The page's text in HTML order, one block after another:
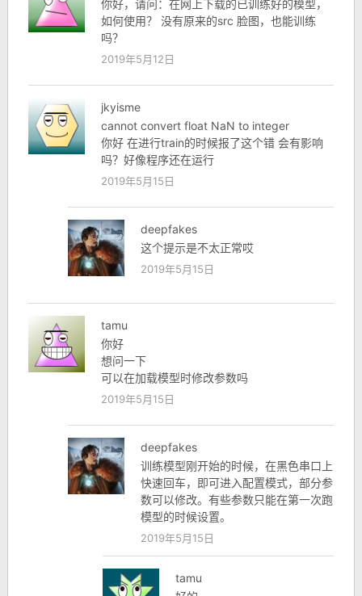
你好，请问：在网上下载的已训练好的模型，
如何使用？ 没有原来的src 脸图，也能训练
吗？
2019年5月12日
jkyisme
cannot convert float NaN to integer
你好 在进行train的时候报了这个错 会有影响
吗？好像程序还在运行
2019年5月15日
deepfakes
这个提示是不太正常哎
2019年5月15日
tamu
你好
想问一下
可以在加载模型时修改参数吗
2019年5月15日
deepfakes
训练模型刚开始的时候，在黑色串口上
快速回车，即可进入配置模式，部分参
数可以修改。有些参数只能在第一次跑
模型的时候设置。
2019年5月15日
tamu